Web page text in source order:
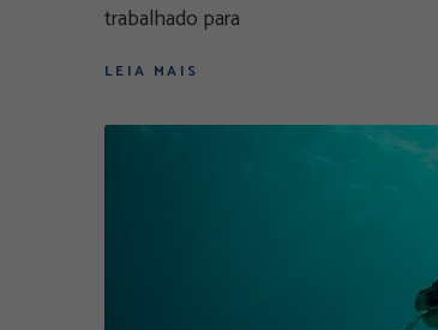
trabalhado para
LEIA MAIS